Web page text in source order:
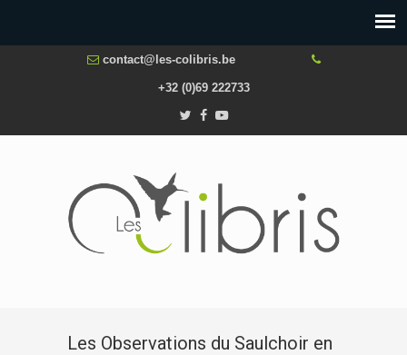
contact@les-colibris.be
+32 (0)69 222733
Les Observations du Saulchoir en